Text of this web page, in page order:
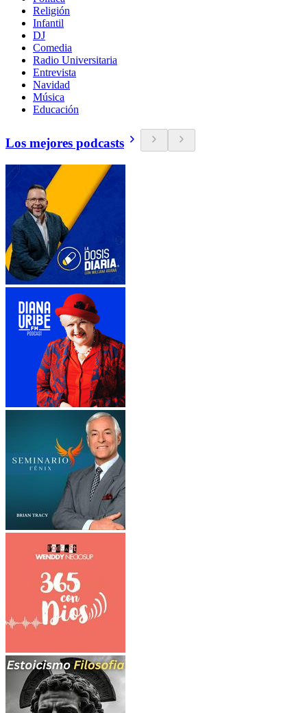
Religión
Infantil
DJ
Comedia
Radio Universitaria
Entrevista
Navidad
Música
Educación
Los mejores podcasts